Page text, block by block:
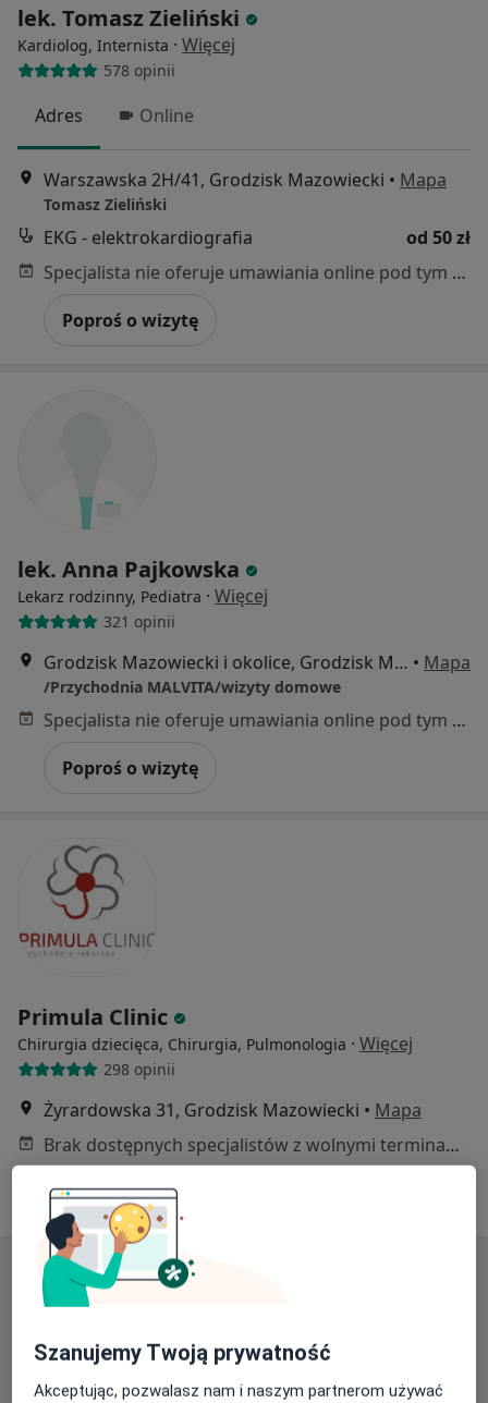
lek. Tomasz Zieliński
Kardiolog, Internista · Więcej
578 opinii
Adres Online
Warszawska 2H/41, Grodzisk Mazowiecki • Mapa
Tomasz Zieliński
EKG - elektrokardiografia
od 50 zł
Specjalista nie oferuje umawiania online pod tym adresem.
Poproś o wizytę
lek. Anna Pajkowska
Lekarz rodzinny, Pediatra · Więcej
321 opinii
Grodzisk Mazowiecki i okolice, Grodzisk Mazowiecki • Mapa
/Przychodnia MALVITA/wizyty domowe
Specjalista nie oferuje umawiania online pod tym adresem.
Poproś o wizytę
Primula Clinic
Chirurgia dziecięca, Chirurgia, Pulmonologia · Więcej
298 opinii
Żyrardowska 31, Grodzisk Mazowiecki • Mapa
Brak dostępnych specjalistów z wolnymi terminami w tym centrum medycznym.
Pokaż profil
Dostępni specjaliści
mazowieckie, w obszarach bliskich Twojemu
wyszukiwaniu.
Szanujemy Twoją prywatność
Akceptując, pozwalasz nam i naszym partnerom używać